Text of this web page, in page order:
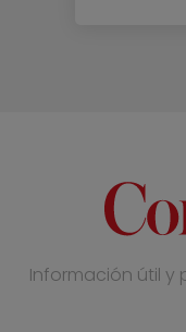
Información útil y